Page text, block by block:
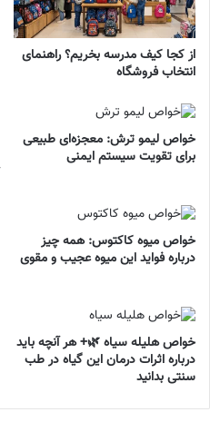
از کجا کیف مدرسه بخریم؟ راهنمای
انتخاب فروشگاه
خواص لیمو ترش: معجزه‌ای طبیعی
برای تقویت سیستم ایمنی
خواص میوه کاکتوس: همه چیز
درباره فواید این میوه عجیب و مقوی
خواص هلیله سیاه 🌿+ هر آنچه باید
درباره اثرات درمان این گیاه در طب
سنتی بدانید